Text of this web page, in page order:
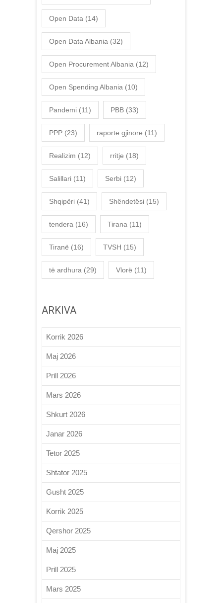
Open Data (14)
Open Data Albania (32)
Open Procurement Albania (12)
Open Spending Albania (10)
Pandemi (11) PBB (33)
PPP (23) raporte gjinore (11)
Realizim (12) rritje (18)
Salillari (11) Serbi (12)
Shqipëri (41) Shëndetësi (15)
tendera (16) Tirana (11)
Tiranë (16) TVSH (15)
të ardhura (29) Vlorë (11)
ARKIVA
Korrik 2026
Maj 2026
Prill 2026
Mars 2026
Shkurt 2026
Janar 2026
Tetor 2025
Shtator 2025
Gusht 2025
Korrik 2025
Qershor 2025
Maj 2025
Prill 2025
Mars 2025